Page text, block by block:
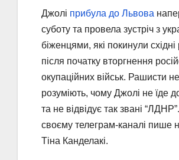
Джолі прибула до Львова
суботу та провела зустріч з
біженцями, які покинули східні
після початку вторгнення
окупаційних військ. Рашисти не
розуміють, чому Джолі не їде
та не відвідує так звані
своєму телеграм-каналі пише
Тіна Канделакі.